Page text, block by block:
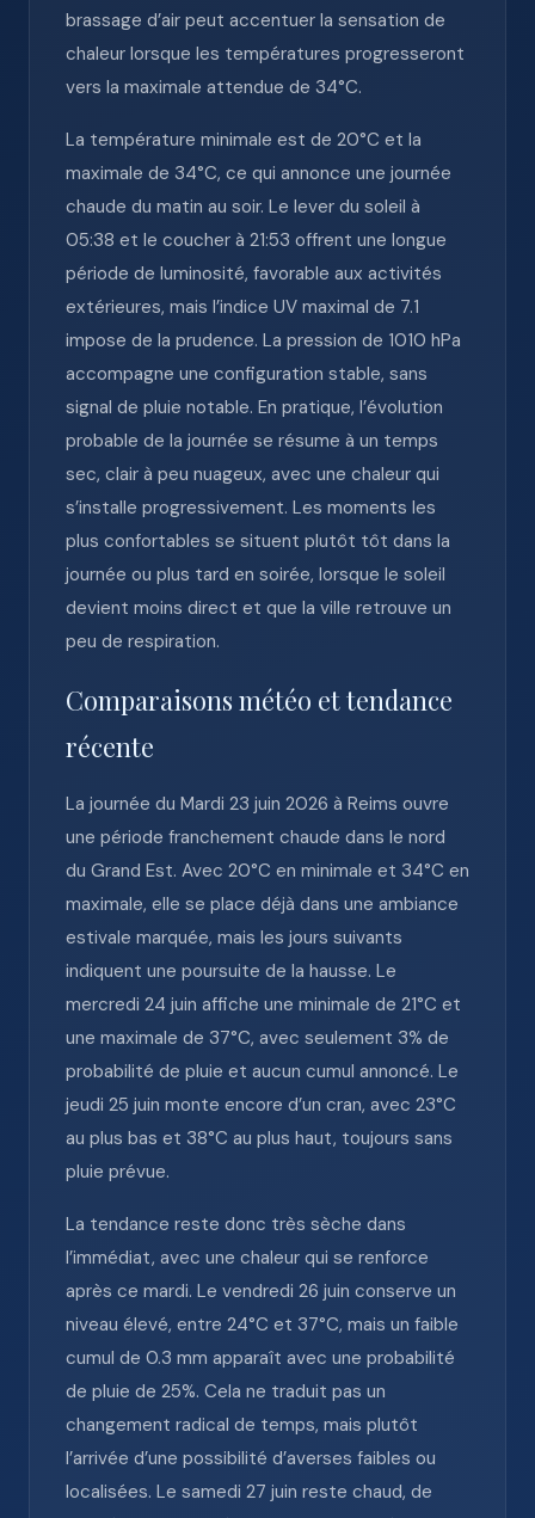
brassage d’air peut accentuer la sensation de
chaleur lorsque les températures progresseront
vers la maximale attendue de 34°C.
La température minimale est de 20°C et la
maximale de 34°C, ce qui annonce une journée
chaude du matin au soir. Le lever du soleil à
05:38 et le coucher à 21:53 offrent une longue
période de luminosité, favorable aux activités
extérieures, mais l’indice UV maximal de 7.1
impose de la prudence. La pression de 1010 hPa
accompagne une configuration stable, sans
signal de pluie notable. En pratique, l’évolution
probable de la journée se résume à un temps
sec, clair à peu nuageux, avec une chaleur qui
s’installe progressivement. Les moments les
plus confortables se situent plutôt tôt dans la
journée ou plus tard en soirée, lorsque le soleil
devient moins direct et que la ville retrouve un
peu de respiration.
Comparaisons météo et tendance
récente
La journée du Mardi 23 juin 2026 à Reims ouvre
une période franchement chaude dans le nord
du Grand Est. Avec 20°C en minimale et 34°C en
maximale, elle se place déjà dans une ambiance
estivale marquée, mais les jours suivants
indiquent une poursuite de la hausse. Le
mercredi 24 juin affiche une minimale de 21°C et
une maximale de 37°C, avec seulement 3% de
probabilité de pluie et aucun cumul annoncé. Le
jeudi 25 juin monte encore d’un cran, avec 23°C
au plus bas et 38°C au plus haut, toujours sans
pluie prévue.
La tendance reste donc très sèche dans
l’immédiat, avec une chaleur qui se renforce
après ce mardi. Le vendredi 26 juin conserve un
niveau élevé, entre 24°C et 37°C, mais un faible
cumul de 0.3 mm apparaît avec une probabilité
de pluie de 25%. Cela ne traduit pas un
changement radical de temps, mais plutôt
l’arrivée d’une possibilité d’averses faibles ou
localisées. Le samedi 27 juin reste chaud, de